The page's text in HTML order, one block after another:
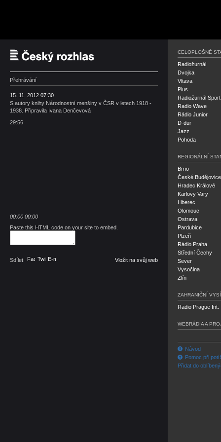
Přehrávání
15. 11. 2012 07:30
S autory knihy Národnostní menšiny v ČSR v letech 1918 -
1938. Připravila Ivana Denčevová
29:56
00:00 00:00
Paste this HTML code on your site to embed.
Sdílet: Facebook
TwitterE-mail Vložit na svůj web
CELOPLOŠNÉ
Radiožurnál
Dvojka
Vltava
Plus
Radiožurnál Sport
Radio Wave
Rádio Junior
D-dur
Jazz
Pohoda
REGIONÁLNÍ
Brno
České Budějovice
Hradec Králové
Karlovy Vary
Liberec
Olomouc
Ostrava
Pardubice
Plzeň
Rádio Praha
Střední Čechy
Sever
Vysočina
Zlín
ZAHRANIČNÍ
Radio Prague Int.
WEBRÁDIA A
Návod
Pomoc při
Přidat do